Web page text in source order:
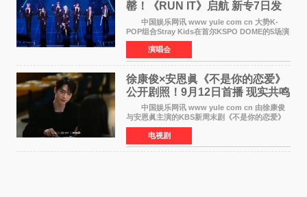
罄！《RUN IT》启航 新专7日发
中国娱乐网讯 www yule com cn 大势K-
POP组合Stray Kids在首尔KSPO DOME的5场演
唱会全部售罄，为新世界巡演拉开序幕。据所属
社JYP娱乐透露，Stray Kids于上月25至26日、
29日及本月1至2日
演唱会
徐康俊×安恩眞《不是你的恋爱》
公开剧照！9月12日首播 现实共鸣
罗曼史来袭
中国娱乐网讯 www yule com cn 由徐康俊
与安恩眞主演的KBS新周末剧《不是你的恋爱》
于近日公开首波剧照，正式定档9月12日首
播。 剧照中，徐康俊与安恩眞并肩而坐，眼
神中流露出复杂而微
电视剧